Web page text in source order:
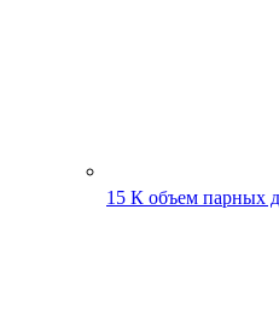
15 К объем парных